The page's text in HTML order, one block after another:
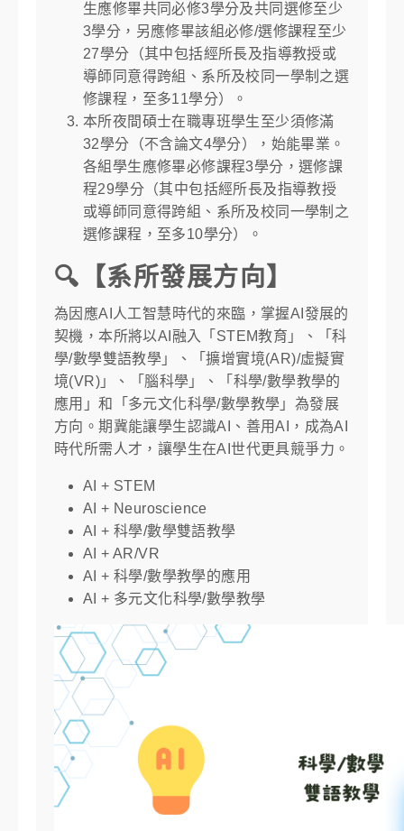
生應修畢共同必修3學分及共同選修至少
3學分，另應修畢該組必修/選修課程至少
27學分（其中包括經所長及指導教授或
導師同意得跨組、系所及校同一學制之選
修課程，至多11學分）。
本所夜間碩士在職專班學生至少須修滿
32學分（不含論文4學分），始能畢業。
各組學生應修畢必修課程3學分，選修課
程29學分（其中包括經所長及指導教授
或導師同意得跨組、系所及校同一學制之
選修課程，至多10學分）。
🔍【系所發展方向】
為因應AI人工智慧時代的來臨，掌握AI發展的
契機，本所將以AI融入「STEM教育」、「科
學/數學雙語教學」、「擴增實境(AR)/虛擬實
境(VR)」、「腦科學」、「科學/數學教學的
應用」和「多元文化科學/數學教學」為發展
方向。期冀能讓學生認識AI、善用AI，成為AI
時代所需人才，讓學生在AI世代更具競爭力。
AI + STEM
AI + Neuroscience
AI + 科學/數學雙語教學
AI + AR/VR
AI + 科學/數學教學的應用
AI + 多元文化科學/數學教學